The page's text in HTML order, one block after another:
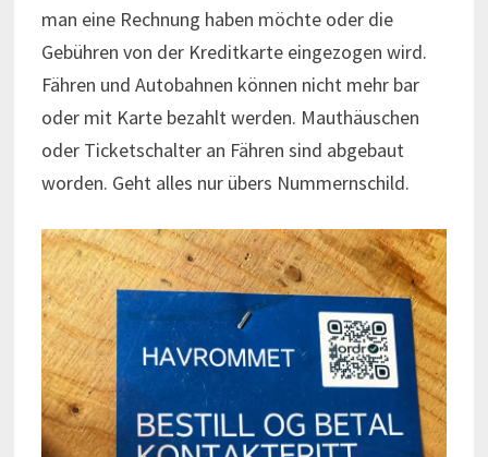
man eine Rechnung haben möchte oder die
Gebühren von der Kreditkarte eingezogen wird.
Fähren und Autobahnen können nicht mehr bar
oder mit Karte bezahlt werden. Mauthäuschen
oder Ticketschalter an Fähren sind abgebaut
worden. Geht alles nur übers Nummernschild.